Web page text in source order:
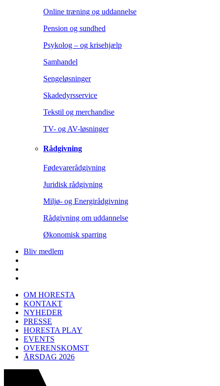
Online træning og uddannelse
Pension og sundhed
Psykolog – og krisehjælp
Samhandel
Sengeløsninger
Skadedyrsservice
Tekstil og merchandise
TV- og AV-løsninger
Rådgivning
Fødevarerådgivning
Juridisk rådgivning
Miljø- og Energirådgivning
Rådgivning om uddannelse
Økonomisk sparring
Bliv medlem
OM HORESTA
KONTAKT
NYHEDER
PRESSE
HORESTA PLAY
EVENTS
OVERENSKOMST
ÅRSDAG 2026